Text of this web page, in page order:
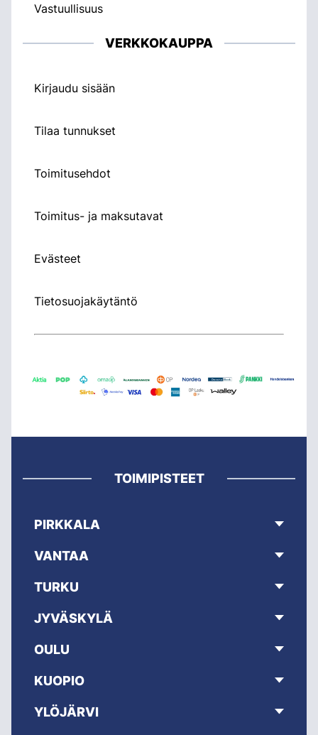
Vastuullisuus
VERKKOKAUPPA
Kirjaudu sisään
Tilaa tunnukset
Toimitusehdot
Toimitus- ja maksutavat
Evästeet
Tietosuojakäytäntö
TOIMIPISTEET
PIRKKALA
VANTAA
TURKU
JYVÄSKYLÄ
OULU
KUOPIO
YLÖJÄRVI